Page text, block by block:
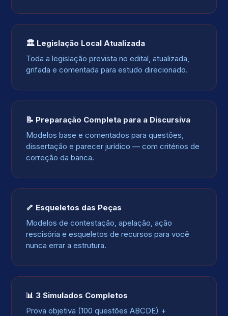
🏛️ Legislação Local Atualizada
Toda a legislação prevista no edital, atualizada,
grifada e comentada para estudo direcionado.
📝 Preparação Completa para a Discursiva
Modelos base e comentados para questões,
dissertação e parecer jurídico — com critérios de
correção da banca.
🦴 Esqueletos das Peças
Modelos de contestação, apelação, ação
rescisória e esqueletos de recursos para você
nunca errar a estrutura.
📊 3 Simulados Completos
Prova objetiva (100 questões ABCDE) +